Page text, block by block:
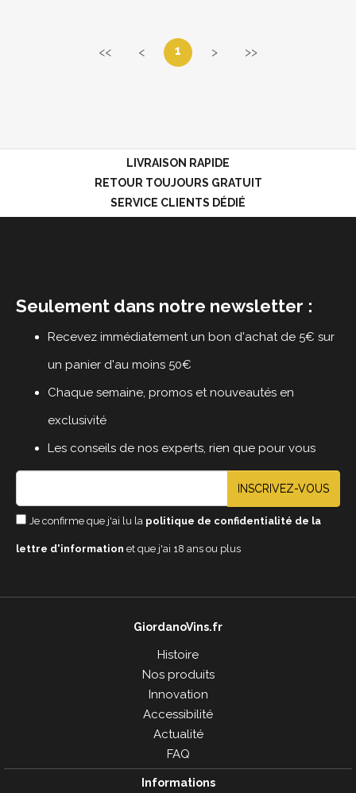
<< < 1 > >>
LIVRAISON RAPIDE
RETOUR TOUJOURS GRATUIT
SERVICE CLIENTS DÉDIÉ
Seulement dans notre newsletter :
Recevez immédiatement un bon d'achat de 5€ sur
un panier d'au moins 50€
Chaque semaine, promos et nouveautés en
exclusivité
Les conseils de nos experts, rien que pour vous
INSCRIVEZ-VOUS
Je confirme que j'ai lu la politique de confidentialité de la
lettre d'information et que j'ai 18 ans ou plus
GiordanoVins.fr
Histoire
Nos produits
Innovation
Accessibilité
Actualité
FAQ
Informations